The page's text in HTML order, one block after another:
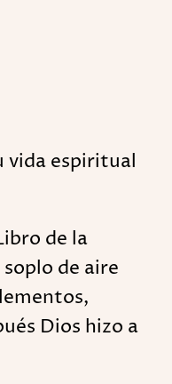
vida espiritual
de la
de aire
Dios hizo a